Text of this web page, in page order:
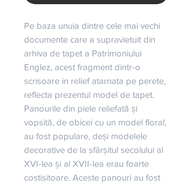
Pe baza unuia dintre cele mai vechi
documente care a supravietuit din
arhiva de tapet a Patrimoniului
Englez, acest fragment dintr-o
scrisoare in relief atarnata pe perete,
reflecta prezentul model de tapet.
Panourile din piele reliefată și
vopsită, de obicei cu un model floral,
au fost populare, deși modelele
decorative de la sfârșitul secolului al
XVI-lea și al XVII-lea erau foarte
costisitoare. Aceste panouri au fost